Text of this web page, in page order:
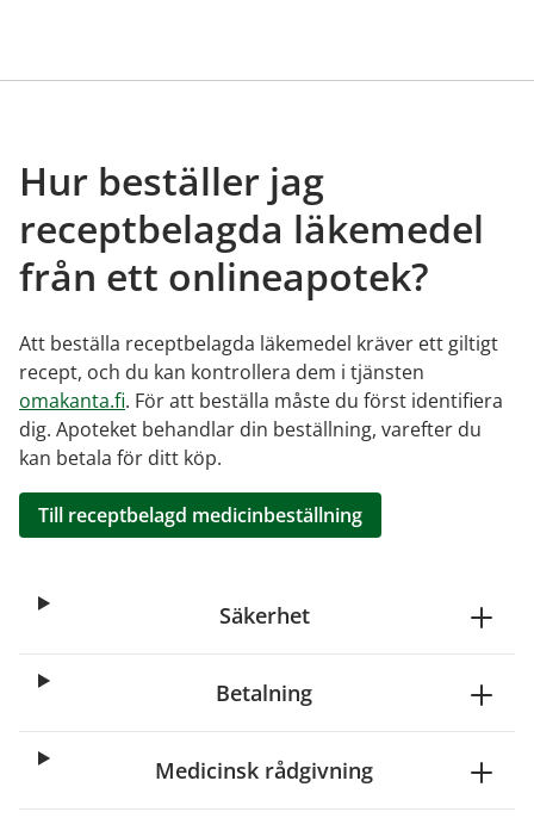
Hur beställer jag
receptbelagda läkemedel
från ett onlineapotek?
Att beställa receptbelagda läkemedel kräver ett giltigt
recept, och du kan kontrollera dem i tjänsten
omakanta.fi. För att beställa måste du först identifiera
dig. Apoteket behandlar din beställning, varefter du
kan betala för ditt köp.
Till receptbelagd medicinbeställning
Säkerhet
Betalning
Medicinsk rådgivning